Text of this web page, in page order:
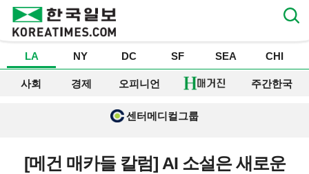
LA NY DC SF SEA CHI
사회 경제 오피니언 주간한국
센터메디컬그룹
[메건 매카들 칼럼] AI 소설은 새로운